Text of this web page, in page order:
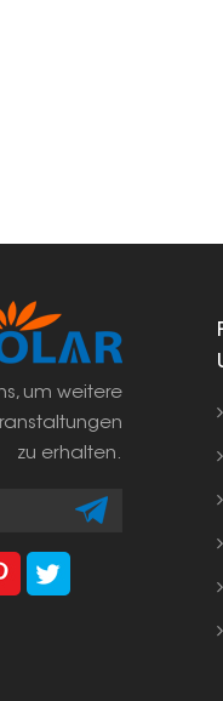
um weitere
zu erhalten.